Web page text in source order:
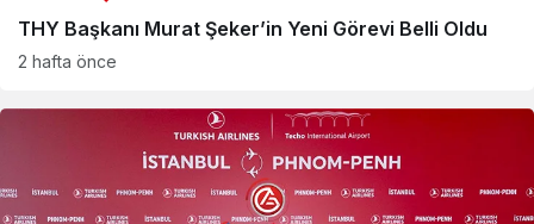
THY Başkanı Murat Şeker’in Yeni Görevi Belli Oldu
2 hafta önce